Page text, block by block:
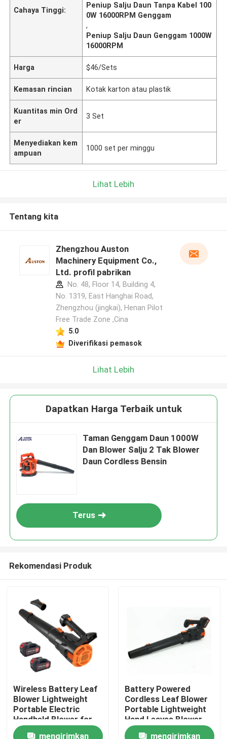
Tinggalkan pesan
Kami akan segera menghubungi Anda
kembali!
Kirimkan
Rumah
Produk
video
Cahaya Tinggi:
Peniup Salju Daun Tanpa Kabel 100
0W 16000RPM Genggam
,
Peniup Salju Daun Genggam 1000W
16000RPM
Harga $46/Sets
Kemasan rincian Kotak karton atau plastik
Kuantitas min Ord
er
3 Set
Menyediakan kem
ampuan
1000 set per minggu
Lihat Lebih
Tentang kita
Zhengzhou Auston
Machinery Equipment Co.,
Ltd. profil pabrikan
No. 48, Floor 14, Building 4,
No. 1319, East Hanghai Road,
Zhengzhou (jingkai), Henan Pilot
Free Trade Zone ,Cina
5.0
Diverifikasi pemasok
Lihat Lebih
Dapatkan Harga Terbaik untuk
Taman Genggam Daun 1000W
Dan Blower Salju 2 Tak Blower
Daun Cordless Bensin
Terus
Rekomendasi Produk
Wireless Battery Leaf
Blower Lightweight
Portable Electric
Handheld Blower for
Yard and Driveway
mengirimkan
Battery Powered
Cordless Leaf Blower
Portable Lightweight
Hand Leaves Blower
for Easy Cleaning
mengirimkan